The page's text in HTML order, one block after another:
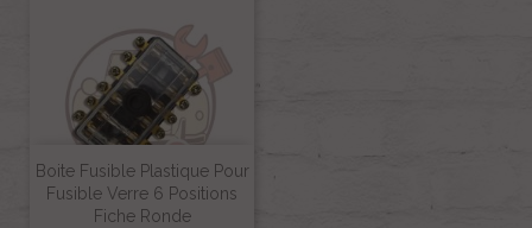
Boite Fusible Plastique Pour
Fusible Verre 6 Positions
Fiche Ronde